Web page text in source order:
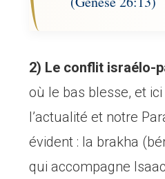
2) Le conflit israélo-
où le bas blesse, et
l’actualité et notre
évident : la brakha
qui accompagne